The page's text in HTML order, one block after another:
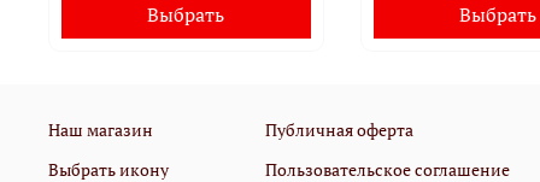
Выбрать Выбрать
Наш магазин
Выбрать икону
Публичная оферта
Пользовательское соглашение